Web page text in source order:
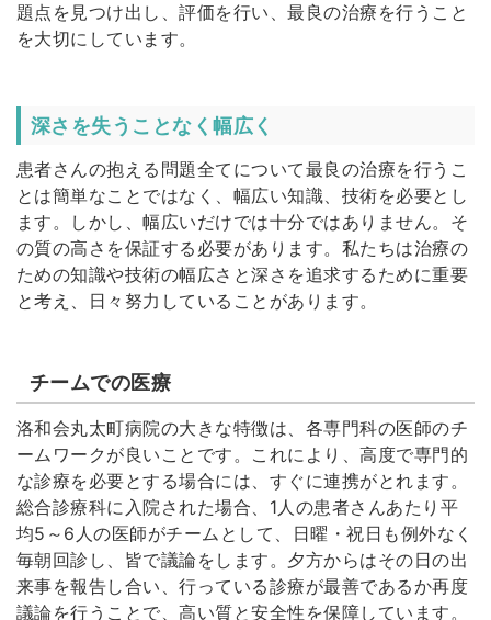
題点を見つけ出し、評価を行い、最良の治療を行うこと
を大切にしています。
深さを失うことなく幅広く
患者さんの抱える問題全てについて最良の治療を行うこ
とは簡単なことではなく、幅広い知識、技術を必要とし
ます。しかし、幅広いだけでは十分ではありません。そ
の質の高さを保証する必要があります。私たちは治療の
ための知識や技術の幅広さと深さを追求するために重要
と考え、日々努力していることがあります。
チームでの医療
洛和会丸太町病院の大きな特徴は、各専門科の医師のチ
ームワークが良いことです。これにより、高度で専門的
な診療を必要とする場合には、すぐに連携がとれます。
総合診療科に入院された場合、1人の患者さんあたり平
均5～6人の医師がチームとして、日曜・祝日も例外なく
毎朝回診し、皆で議論をします。夕方からはその日の出
来事を報告し合い、行っている診療が最善であるか再度
議論を行うことで、高い質と安全性を保障しています。